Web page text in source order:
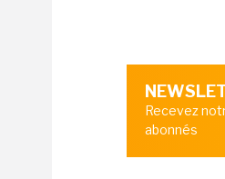
Recevez
abonnés